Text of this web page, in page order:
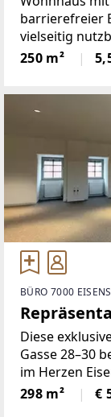
barrierefreier
vielseitig
diese
als
250 m²
BÜRO 7000
Diese
Gasse 28–30
im Herzen
der Bank
nur wenige
298 m² €